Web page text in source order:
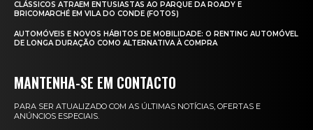
CLÁSSICOS ATRAEM ENTUSIASTAS AO PARQUE DA ROADY E
BRICOMARCHÉ EM VILA DO CONDE (FOTOS)
AUTOMÓVEIS E NOVOS HÁBITOS DE MOBILIDADE: O RENTING AUTOMÓVEL
DE LONGA DURAÇÃO COMO ALTERNATIVA À COMPRA
MANTENHA-SE EM CONTACTO
PARA SER ATUALIZADO COM AS ÚLTIMAS NOTÍCIAS, OFERTAS E
ANÚNCIOS ESPECIAIS.